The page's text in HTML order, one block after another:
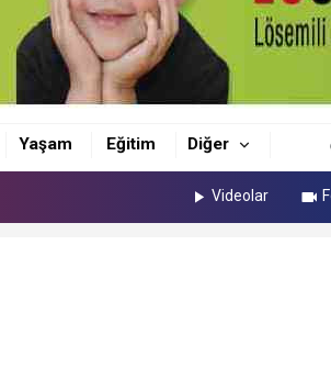
Yaşam Eğitim Diğer
Videolar